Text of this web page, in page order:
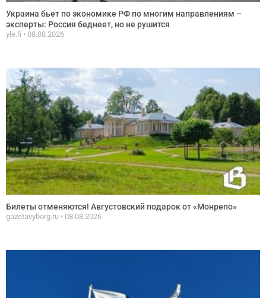
Украина бьет по экономике РФ по многим направлениям –
эксперты: Россия беднеет, но не рушится
yle.fi 08.08.2026
Билеты отменяются! Августовский подарок от «Монрепо»
gazetavyborg.ru 08.08.2026